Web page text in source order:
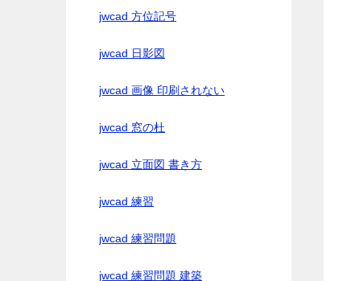
jwcad 方位記号
jwcad 日影図
jwcad 画像 印刷されない
jwcad 窓の杜
jwcad 立面図 書き方
jwcad 練習
jwcad 練習問題
jwcad 練習問題 建築